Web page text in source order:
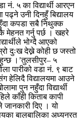
नं. ५ का विद्यार्थी आरएन
उनी दिनहुँ बिद्यालय
कपडा सबै निथुक्क
मेहनत गर्नु पर्छ । खहरे
भोग्दै आएको
दुःख देख्ने कोही छ जस्तो
।’तुलसीपुर– ५
पारीको वडा नं. ९ बाट
हेलिदै विद्यालयमा आउने
पुन नहुँदा विद्यार्थी
काँही किताब कापी
जानकारी दिए । यो
बालबालिका अध्यनरत